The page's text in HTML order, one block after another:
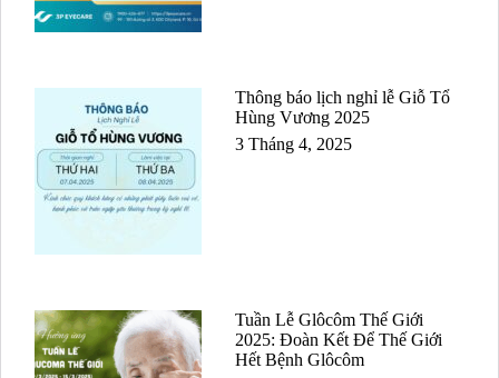
Thông báo lịch nghỉ lễ Giỗ Tổ
Hùng Vương 2025
3 Tháng 4, 2025
Tuần Lễ Glôcôm Thế Giới
2025: Đoàn Kết Để Thế Giới
Hết Bệnh Glôcôm